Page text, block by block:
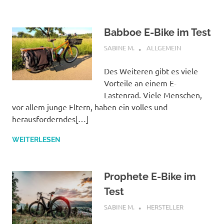
Babboe E-Bike im Test
OKTOBER 10, 2022
SABINE M. ALLGEMEIN
Des Weiteren gibt es viele
Vorteile an einem E-
Lastenrad. Viele Menschen,
vor allem junge Eltern, haben ein volles und
herausforderndes[…]
WEITERLESEN
Prophete E-Bike im
Test
OKTOBER 10, 2022
SABINE M. HERSTELLER